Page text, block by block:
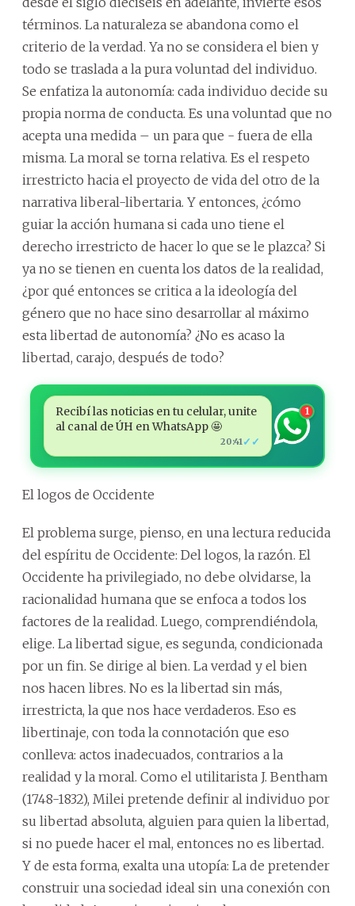
términos. La naturaleza se abandona como el
criterio de la verdad. Ya no se considera el bien y
todo se traslada a la pura voluntad del individuo.
Se enfatiza la autonomía: cada individuo decide su
propia norma de conducta. Es una voluntad que no
acepta una medida – un para que - fuera de ella
misma. La moral se torna relativa. Es el respeto
irrestricto hacia el proyecto de vida del otro de la
narrativa liberal-libertaria. Y entonces, ¿cómo
guiar la acción humana si cada uno tiene el
derecho irrestricto de hacer lo que se le plazca? Si
ya no se tienen en cuenta los datos de la realidad,
¿por qué entonces se critica a la ideología del
género que no hace sino desarrollar al máximo
esta libertad de autonomía? ¿No es acaso la
libertad, carajo, después de todo?
Recibí las noticias en tu celular, unite
al canal de ÚH en WhatsApp 🤩
20:41✓✓
1
El logos de Occidente
El problema surge, pienso, en una lectura reducida
del espíritu de Occidente: Del logos, la razón. El
Occidente ha privilegiado, no debe olvidarse, la
racionalidad humana que se enfoca a todos los
factores de la realidad. Luego, comprendiéndola,
elige. La libertad sigue, es segunda, condicionada
por un fin. Se dirige al bien. La verdad y el bien
nos hacen libres. No es la libertad sin más,
irrestricta, la que nos hace verdaderos. Eso es
libertinaje, con toda la connotación que eso
conlleva: actos inadecuados, contrarios a la
realidad y la moral. Como el utilitarista J. Bentham
(1748-1832), Milei pretende definir al individuo por
su libertad absoluta, alguien para quien la libertad,
si no puede hacer el mal, entonces no es libertad.
Y de esta forma, exalta una utopía: La de pretender
construir una sociedad ideal sin una conexión con